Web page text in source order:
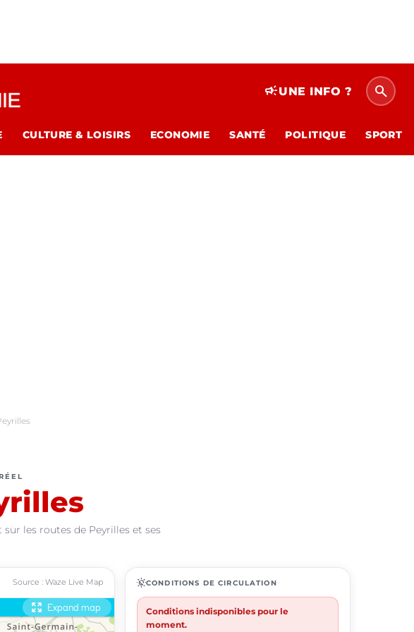
campaignUNE INFO ? search
CULTURE & LOISIRS ECONOMIE SANTÉ POLITIQUE SPORT
les routes de Peyrilles et ses
Source : Waze Live Map routineCONDITIONS DE CIRCULATION
Conditions indisponibles pour le
moment.